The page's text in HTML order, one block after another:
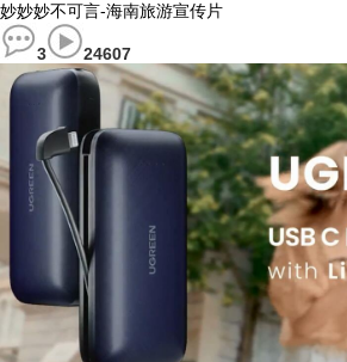
妙妙妙不可言-海南旅游宣传片
3 24607